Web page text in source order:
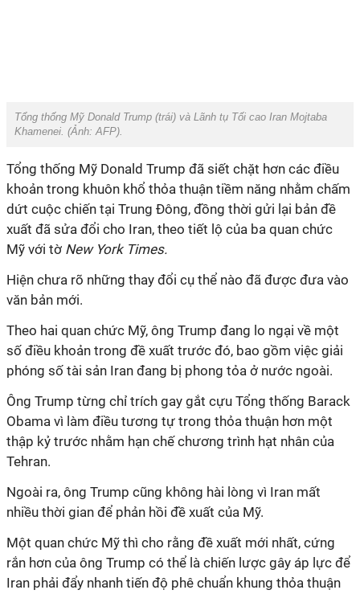
Tổng thống Mỹ Donald Trump (trái) và Lãnh tụ Tối cao Iran Mojtaba
Khamenei. (Ảnh:AFP).
Tổng thống Mỹ Donald Trump đã siết chặt hơn các điều
khoản trong khuôn khổ thỏa thuận tiềm năng nhằm chấm
dứt cuộc chiến tại Trung Đông, đồng thời gửi lại bản đề
xuất đã sửa đổi cho Iran, theo tiết lộ của ba quan chức
Mỹ với tờ New York Times.
Hiện chưa rõ những thay đổi cụ thể nào đã được đưa vào
văn bản mới.
Theo hai quan chức Mỹ, ông Trump đang lo ngại về một
số điều khoản trong đề xuất trước đó, bao gồm việc giải
phóng số tài sản Iran đang bị phong tỏa ở nước ngoài.
Ông Trump từng chỉ trích gay gắt cựu Tổng thống Barack
Obama vì làm điều tương tự trong thỏa thuận hơn một
thập kỷ trước nhằm hạn chế chương trình hạt nhân của
Tehran.
Ngoài ra, ông Trump cũng không hài lòng vì Iran mất
nhiều thời gian để phản hồi đề xuất của Mỹ.
Một quan chức Mỹ thì cho rằng đề xuất mới nhất, cứng
rắn hơn của ông Trump có thể là chiến lược gây áp lực để
Iran phải đẩy nhanh tiến độ phê chuẩn khung thỏa thuận